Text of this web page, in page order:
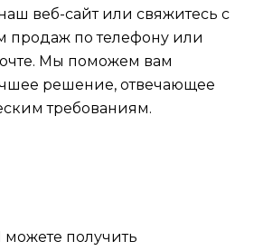
веб-сайт или свяжитесь с
продаж по телефону или
Мы поможем вам
решение, отвечающее
требованиям.
получить